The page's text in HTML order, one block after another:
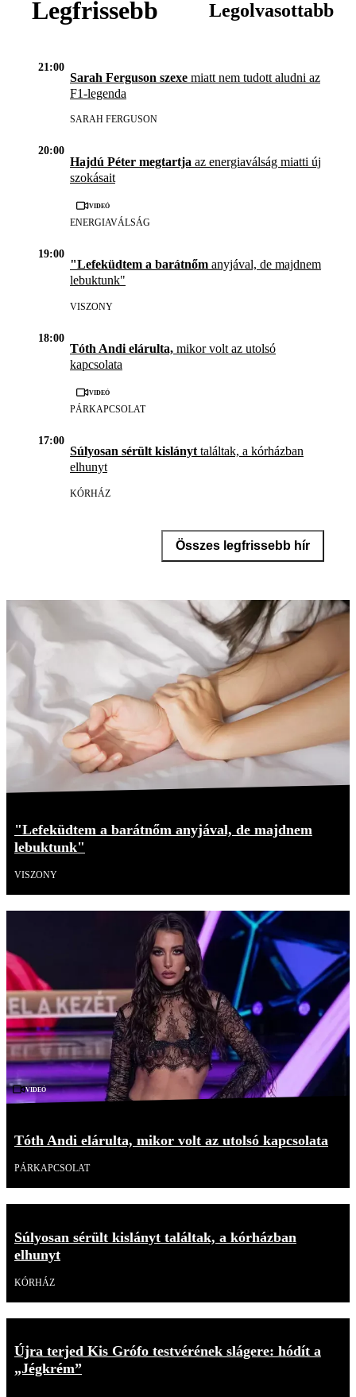
Legfrissebb Legolvasottabb
21:00
Sarah Ferguson szexe miatt nem tudott aludni az
F1-legenda
SARAH FERGUSON
20:00
Hajdú Péter megtartja az energiaválság miatti új
szokásait
Videó
ENERGIAVÁLSÁG
19:00
"Lefeküdtem a barátnőm anyjával, de majdnem
lebuktunk"
VISZONY
18:00
Tóth Andi elárulta, mikor volt az utolsó
kapcsolata
Videó
PÁRKAPCSOLAT
17:00
Súlyosan sérült kislányt találtak, a kórházban
elhunyt
KÓRHÁZ
Összes legfrissebb hír
"Lefeküdtem a barátnőm anyjával, de majdnem
lebuktunk"
VISZONY
Videó
Tóth Andi elárulta, mikor volt az utolsó kapcsolata
PÁRKAPCSOLAT
Súlyosan sérült kislányt találtak, a kórházban
elhunyt
KÓRHÁZ
Újra terjed Kis Grófo testvérének slágere: hódít a
„Jégkrém”